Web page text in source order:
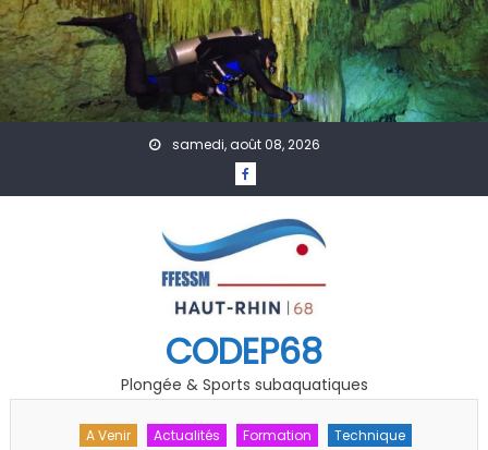
Skip to content
samedi, août 08, 2026
CODEP68
Plongée & Sports subaquatiques
A Venir Actualités